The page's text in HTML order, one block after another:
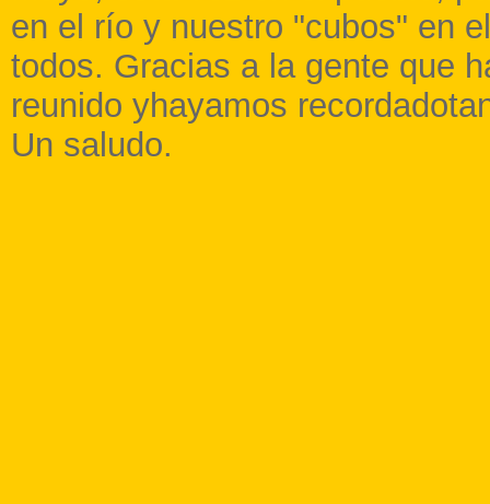
en el río y nuestro "cubos" en
todos. Gracias a la gente que
reunido yhayamos
Un saludo.